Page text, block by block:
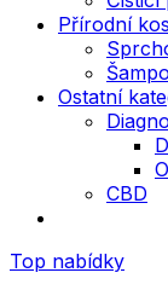
Přírodní
Ostatní
CBD
Top nabídky